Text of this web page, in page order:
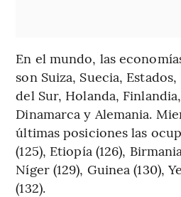
En el mundo, las
son Suiza, Suecia,
del Sur, Holanda,
Dinamarca y Alemania.
últimas posiciones las
(125), Etiopía (126),
Níger (129), Guinea (130),
(132).